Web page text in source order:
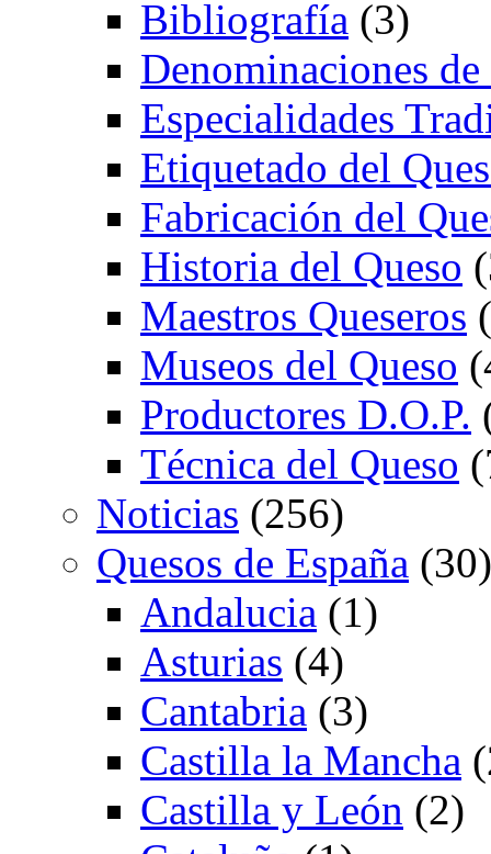
Bibliografía (3)
Denominaciones
Especialidades
Etiquetado del
Fabricación del
Historia del Queso
Maestros Queseros
Museos del Queso
Productores D.O.P.
Técnica del Queso
Noticias (256)
Quesos de España (30)
Andalucia (1)
Asturias (4)
Cantabria (3)
Castilla la Mancha
Castilla y León (2)